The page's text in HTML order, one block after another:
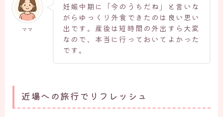
ママ
妊娠中期に「今のうちだね」と言いな
がらゆっくり外食できたのは良い思い
出です。産後は短時間の外出すら大変
なので、本当に行っておいてよかった
です。
近場への旅行でリフレッシュ